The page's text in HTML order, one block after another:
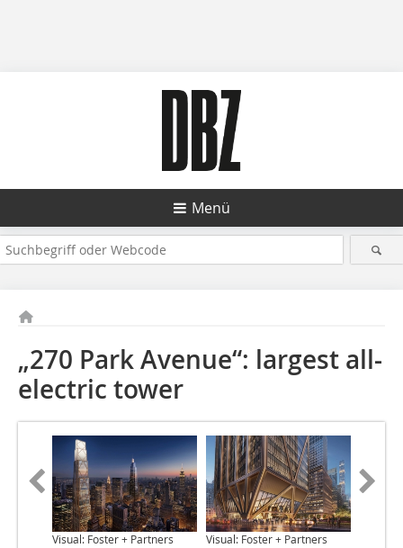
Menü
„270 Park Avenue“: largest all-
electric tower
Visual: Foster + Partners Visual: Foster + Partners